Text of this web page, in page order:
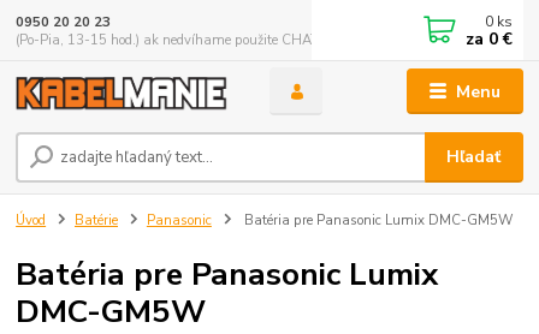
Menu
Hľadať
0950 20 20 23
(Po-Pia, 13-15 hod.) ak nedvíhame použite CHATBOX
0 ks
za 0 €
Úvod Batérie Panasonic Batéria pre Panasonic Lumix DMC-GM5W
Batéria pre Panasonic Lumix
DMC-GM5W